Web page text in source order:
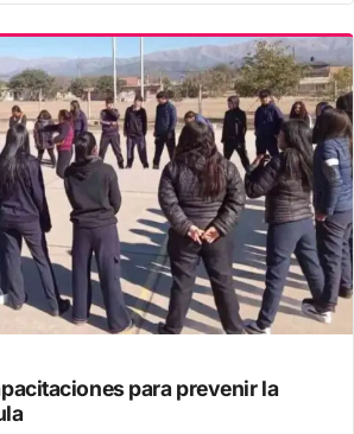
para prevenir la